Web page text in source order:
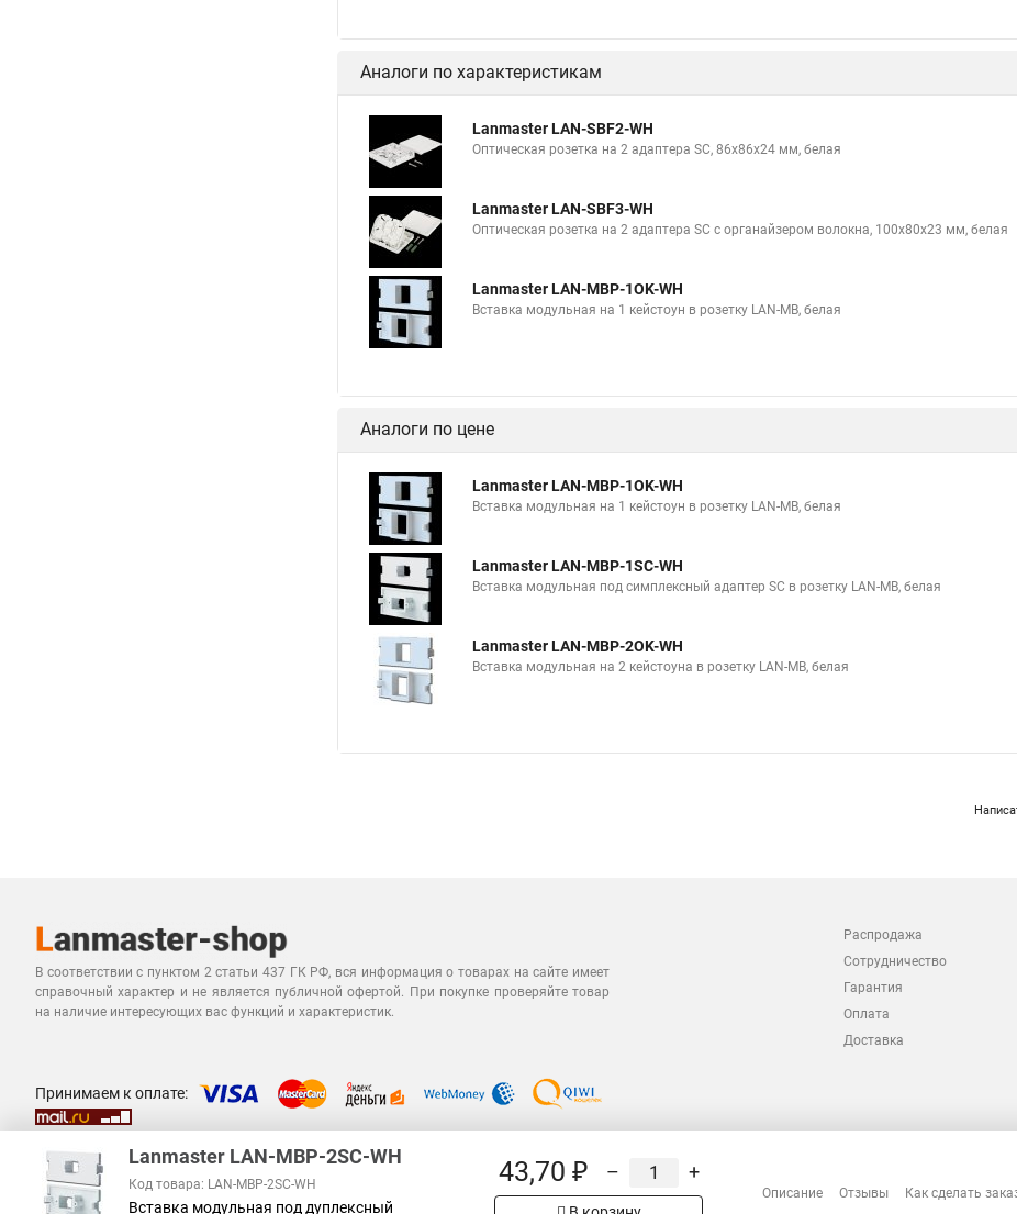
Аналоги по характеристикам
Lanmaster LAN-SBF2-WH
Оптическая розетка на 2 адаптера SC, 86х86х24 мм, белая
Lanmaster LAN-SBF3-WH
Оптическая розетка на 2 адаптера SC с органайзером волокна, 100х80х23 мм, белая
Lanmaster LAN-MBP-1OK-WH
Вставка модульная на 1 кейстоун в розетку LAN-MB, белая
Аналоги по цене
Lanmaster LAN-MBP-1OK-WH
Вставка модульная на 1 кейстоун в розетку LAN-MB, белая
Lanmaster LAN-MBP-1SC-WH
Вставка модульная под симплексный адаптер SC в розетку LAN-MB, белая
Lanmaster LAN-MBP-2OK-WH
Вставка модульная на 2 кейстоуна в розетку LAN-MB, белая
В соответствии с пунктом 2 статьи 437 ГК РФ, вся информация о товарах на сайте имеет
справочный характер и не является публичной офертой. При покупке проверяйте товар
на наличие интересующих вас функций и характеристик.
Распродажа
Сотрудничество
Гарантия
Оплата
Доставка
Принимаем к оплате:
Lanmaster LAN-MBP-2SC-WH
Код товара: LAN-MBP-2SC-WH
Вставка модульная под дуплексный
43,70 ₽ – +
Описание Отзывы Как сделать